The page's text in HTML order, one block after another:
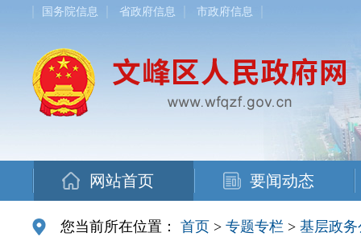
国务院信息 省政府信息 市政府信息
网站首页 要闻动态
您当前所在位置： 首页 > 专题专栏 > 基层政